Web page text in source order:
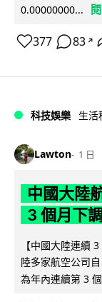
0.00000000...
377 83 ↗
科技娛樂 生活
Lawton 1 日
中國大陸
3 個月下調
【中國大陸連續
陸多家航空公司
為年內連續第 3